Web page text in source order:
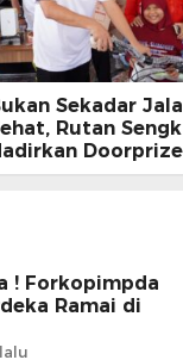
Sekadar
Rutan
Semarak
! Forkopimpda
Ramai di